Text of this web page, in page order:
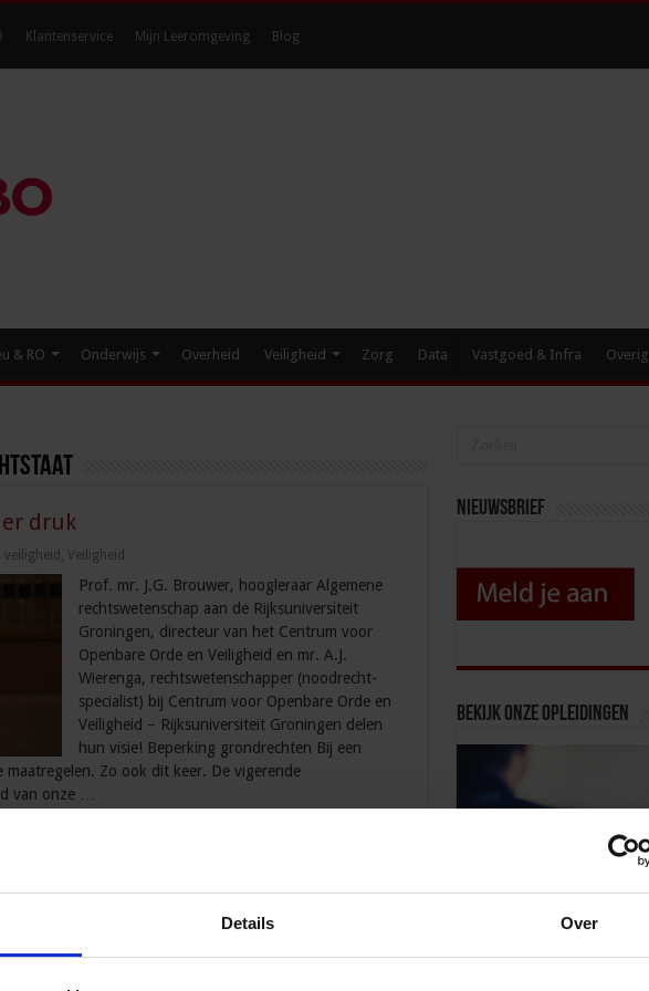
Details Over
Klantenservice Mijn Leeromgeving Blog
& RO Onderwijs Overheid Veiligheid Zorg Data Vastgoed & Infra Overig
druk
, Veiligheid
Prof. mr. J.G. Brouwer, hoogleraar Algemene
rechtswetenschap aan de Rijksuniversiteit
Groningen, directeur van het Centrum voor
Openbare Orde en Veiligheid en mr. A.J.
Wierenga, rechtswetenschapper (noodrecht-
specialist) bij Centrum voor Openbare Orde en
Veiligheid – Rijksuniversiteit Groningen delen
hun visie! Beperking grondrechten Bij een
Zo ook dit keer. De vigerende
van onze …
in coronatijd
Nieuwsbrief
Bekijk onze opleidingen